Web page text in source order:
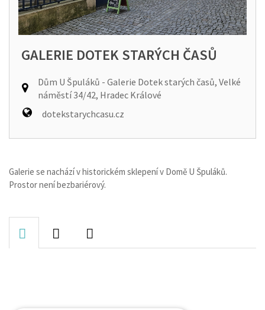
GALERIE DOTEK STARÝCH ČASŮ
Dům U Špuláků - Galerie Dotek starých časů, Velké
náměstí 34/42, Hradec Králové
dotekstarychcasu.cz
Galerie se nachází v historickém sklepení v Domě U Špuláků.
Prostor není bezbariérový.